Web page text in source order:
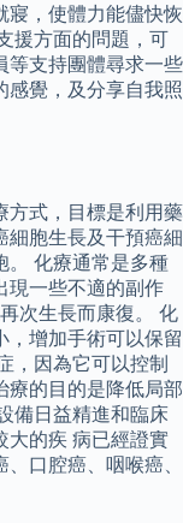
寢，使體力能儘快恢
援方面的問題，可
等支持團體尋求一些
感覺，及分享自我照
方式，目標是利用藥
細胞生長及干預癌細
。 化療通常是多種
現一些不適的副作
次生長而康復。 化
，增加手術可以保留
，因為它可以控制
療的目的是降低局部
備日益精進和臨床
大的疾 病已經證實
口腔癌、咽喉癌、